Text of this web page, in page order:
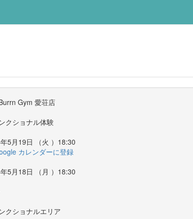
Gym 愛荘店
クショナル体験
5月19日 （火 ）18:30
カレンダーに登録
5月18日 （月 ）18:30
クショナルエリア